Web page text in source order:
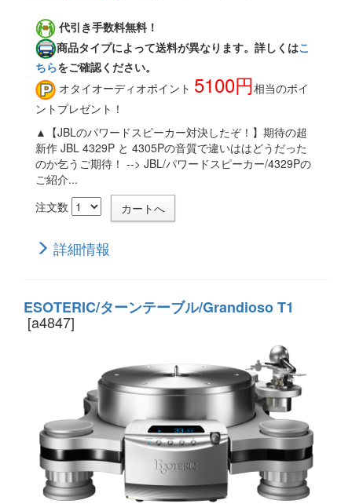
代引き手数料無料！
商品タイプによって送料が異なります。詳しくはこ
ちらをご確認ください。
オタイオーディオポイント 5100円相当のポイ
ントプレゼント！
▲【JBLのパワードスピーカー対決したぞ！】期待の超
新作 JBL 4329P と 4305Pの音質で違いははどうだった
のか乞うご期待！ --> JBL/パワードスピーカー/4329Pの
ご紹介...
注文数
詳細情報
ESOTERIC/ターンテーブル/Grandioso T1
[a4847]